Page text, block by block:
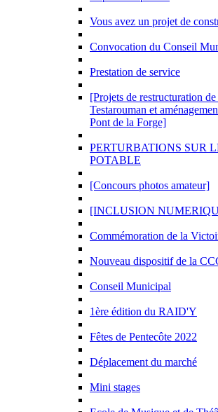
Vous avez un projet de
Convocation du Conseil
Prestation de service
[Projets de restructuration
Testarouman et
Pont de la Forge]
PERTURBATIONS SUR
POTABLE
[Concours photos amateur]
[INCLUSION
Commémoration de la
Nouveau dispositif de la
Conseil Municipal
1ère édition du RAID'Y
Fêtes de Pentecôte 2022
Déplacement du marché
Mini stages